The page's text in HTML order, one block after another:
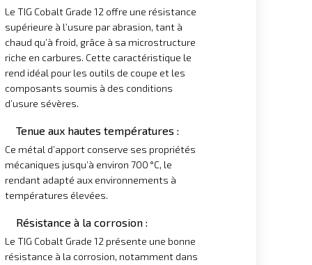
Le TIG Cobalt Grade 12 offre une résistance
supérieure à l’usure par abrasion, tant à
chaud qu’à froid, grâce à sa microstructure
riche en carbures. Cette caractéristique le
rend idéal pour les outils de coupe et les
composants soumis à des conditions
d’usure sévères. ​
Tenue aux hautes températures :
Ce métal d’apport conserve ses propriétés
mécaniques jusqu’à environ 700 °C, le
rendant adapté aux environnements à
températures élevées. ​
Résistance à la corrosion :
Le TIG Cobalt Grade 12 présente une bonne
résistance à la corrosion, notamment dans